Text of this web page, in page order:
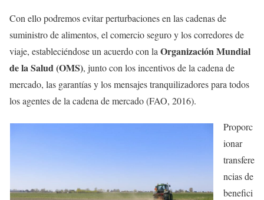
Con ello podremos evitar perturbaciones en las cadenas de
suministro de alimentos, el comercio seguro y los corredores de
viaje, estableciéndose un acuerdo con laOrganización Mundial
de la Salud (OMS), junto con los incentivos de la cadena de
mercado, las garantías y los mensajes tranquilizadores para todos
los agentes de la cadena de mercado (FAO, 2016).
Proporc
ionar
transfere
ncias de
benefici